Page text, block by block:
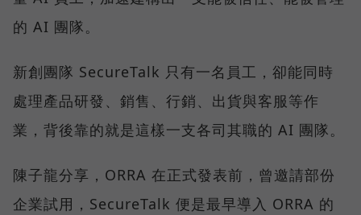
的 AI 團隊。
新創團隊 SecureTalk 只有一名員工，卻能同時
處理產品研發、銷售、行銷、出貨與客服等作
業，背後靠的就是這樣一支各司其職的 AI 團隊。
陳子龍分享，ORRA 在正式發表前，曾邀請部份
企業試用，SecureTalk 便是最早導入 ORRA 的